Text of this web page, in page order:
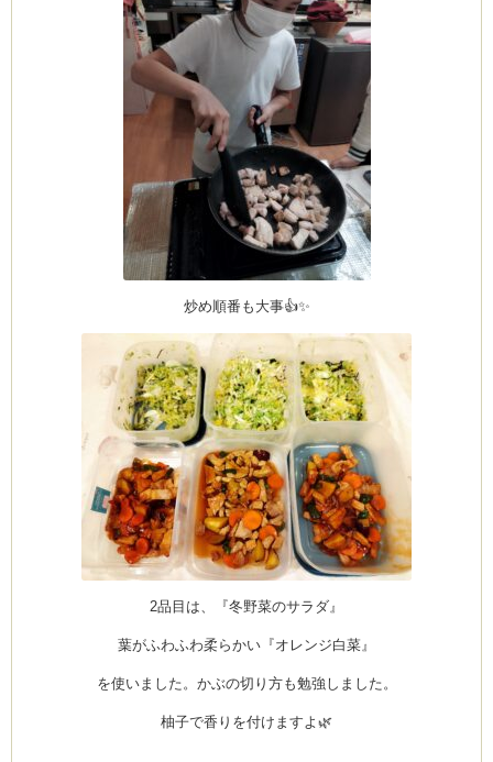
by CEDO)
炒め順番も大事👍✨
2品目は、『冬野菜のサラダ』
葉がふわふわ柔らかい『オレンジ白菜』
を使いました。かぶの切り方も勉強しました。
柚子で香りを付けますよ🌿